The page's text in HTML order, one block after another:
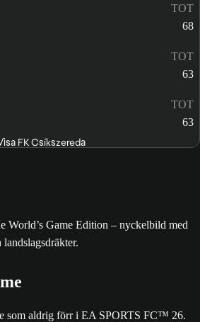
TOT
68
TOT
63
TOT
63
FK Csíkszereda
som aldrig förr i EA SPORTS FC™ 26.